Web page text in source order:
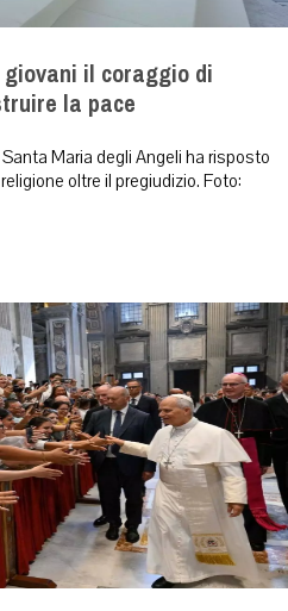
il coraggio di
la pace
Maria degli Angeli ha risposto
oltre il pregiudizio. Foto: